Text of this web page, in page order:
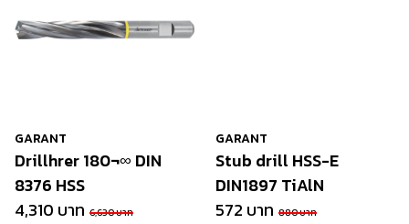
GARANT
Drillhrer 180¬∞ DIN
8376 HSS
4,310 บาท 6,630 บาท
GARANT
Stub drill HSS-E
DIN1897 TiAlN
572 บาท 880 บาท